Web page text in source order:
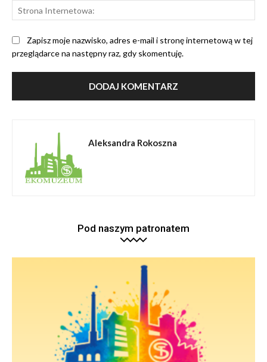
Zapisz moje nazwisko, adres e-mail i stronę internetową w tej
przeglądarce na następny raz, gdy skomentuję.
Aleksandra Rokoszna
Pod naszym patronatem